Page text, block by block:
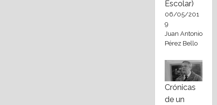
Escolar)
06/05/201
9
Juan Antonio
Pérez Bello
Crónicas
de un